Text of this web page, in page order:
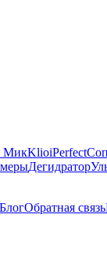
МикKlioiPerfect
Дегидратор
БлогОбратная связь